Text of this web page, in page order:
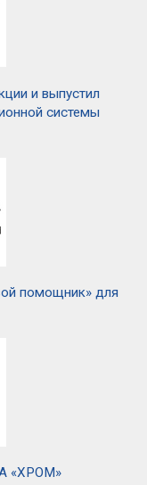
и выпустил
системы
помощник» для
«ХРОМ»